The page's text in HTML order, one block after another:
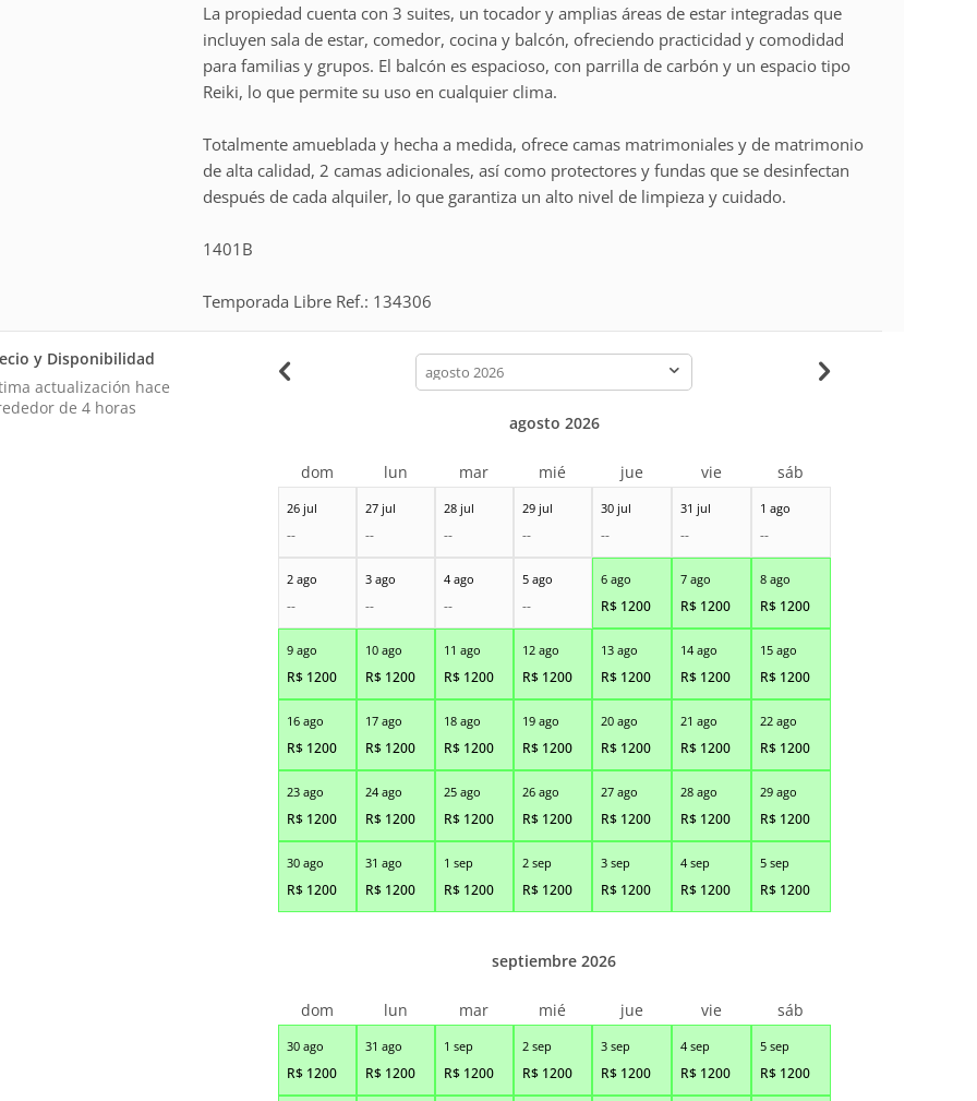
La propiedad cuenta con 3 suites, un tocador y amplias áreas de estar integradas que
incluyen sala de estar, comedor, cocina y balcón, ofreciendo practicidad y comodidad
para familias y grupos. El balcón es espacioso, con parrilla de carbón y un espacio tipo
Reiki, lo que permite su uso en cualquier clima.
Totalmente amueblada y hecha a medida, ofrece camas matrimoniales y de matrimonio
de alta calidad, 2 camas adicionales, así como protectores y fundas que se desinfectan
después de cada alquiler, lo que garantiza un alto nivel de limpieza y cuidado.
1401B
Temporada Libre Ref.: 134306
y Disponibilidad
actualización hace
de 4 horas
calendar-
month
26 jul
--
27 jul
--
28 jul
--
29 jul
--
30 jul
--
31 jul
--
1 ago
--
2 ago
--
3 ago
--
4 ago
--
5 ago
--
6 ago
R$ 1200
7 ago
R$ 1200
8 ago
R$ 1200
9 ago
R$ 1200
10 ago
R$ 1200
11 ago
R$ 1200
12 ago
R$ 1200
13 ago
R$ 1200
14 ago
R$ 1200
15 ago
R$ 1200
16 ago
R$ 1200
17 ago
R$ 1200
18 ago
R$ 1200
19 ago
R$ 1200
20 ago
R$ 1200
21 ago
R$ 1200
22 ago
R$ 1200
23 ago
R$ 1200
24 ago
R$ 1200
25 ago
R$ 1200
26 ago
R$ 1200
27 ago
R$ 1200
28 ago
R$ 1200
29 ago
R$ 1200
30 ago
R$ 1200
31 ago
R$ 1200
1 sep
R$ 1200
2 sep
R$ 1200
3 sep
R$ 1200
4 sep
R$ 1200
5 sep
R$ 1200
agosto 2026
dom lun mar mié jue vie sáb
30 ago
R$ 1200
31 ago
R$ 1200
1 sep
R$ 1200
2 sep
R$ 1200
3 sep
R$ 1200
4 sep
R$ 1200
5 sep
R$ 1200
septiembre 2026
dom lun mar mié jue vie sáb